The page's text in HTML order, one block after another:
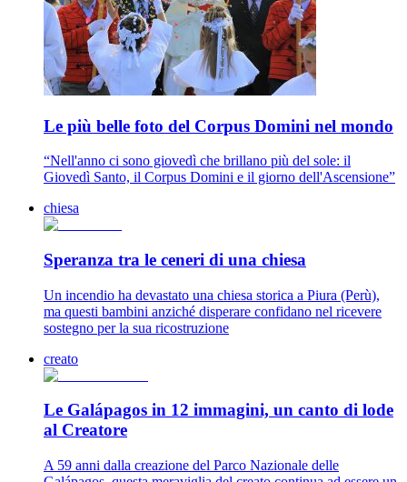
Le più belle foto del Corpus Domini nel mondo
“Nell'anno ci sono giovedì che brillano più del sole: il
Giovedì Santo, il Corpus Domini e il giorno dell'Ascensione”
chiesa
Speranza tra le ceneri di una chiesa
Un incendio ha devastato una chiesa storica a Piura (Perù),
ma questi bambini anziché disperare confidano nel ricevere
sostegno per la sua ricostruzione
creato
Le Galápagos in 12 immagini, un canto di lode
al Creatore
A 59 anni dalla creazione del Parco Nazionale delle